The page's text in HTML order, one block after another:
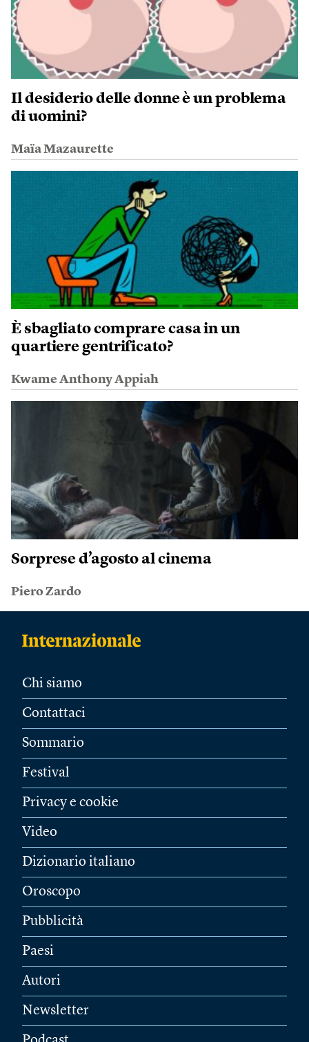
Il desiderio delle donne è un problema
di uomini?
Maïa Mazaurette
È sbagliato comprare casa in un
quartiere gentrificato?
Kwame Anthony Appiah
Sorprese d’agosto al cinema
Piero Zardo
Chi siamo
Contattaci
Sommario
Festival
Privacy e cookie
Video
Dizionario italiano
Oroscopo
Pubblicità
Paesi
Autori
Newsletter